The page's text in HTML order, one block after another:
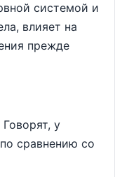
системой и
влияет на
прежде
у
сравнению со